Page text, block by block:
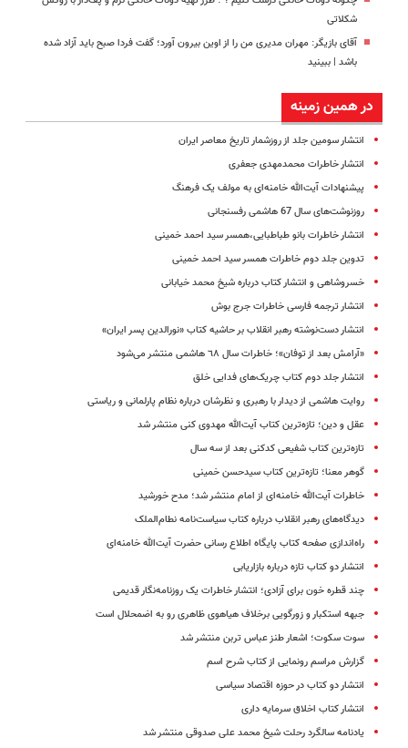
شکلاتی
آقای بازیگر: مهران مدیری من را از اوین بیرون آورد؛ گفت فردا صبح باید آزاد شده
باشد | ببینید
در همین زمینه
انتشار سومین جلد از روزشمار تاریخ معاصر ایران
انتشار خاطرات محمدمهدی جعفری
پیشنهادات آیت‌الله خامنه‌ای به مولف یک فرهنگ
روزنوشت‌های سال 67 هاشمی رفسنجانی
انتشار خاطرات بانو طباطبایی،همسر سید احمد خمینی
تدوین جلد دوم خاطرات همسر سید احمد خمینی
خسروشاهی و انتشار کتاب درباره شیخ محمد خیابانی
انتشار ترجمه فارسی خاطرات جرج‌ بوش
انتشار دست‌نوشته رهبر انقلاب بر حاشیه کتاب «نورالدین پسر ایران»
«آرامش بعد از توفان»؛ خاطرات سال ٦٨ هاشمی منتشر می‌شود
انتشار جلد دوم کتاب چریک‌های فدایی خلق
روایت هاشمی از دیدار با رهبری و نظرشان درباره نظام پارلمانی و ریاستی
عقل و دین؛ تازه‌ترین کتاب آیت‌الله مهدوی کنی منتشر شد
تازه‌ترین کتاب شفیعی کدکنی بعد از سه سال
گوهر معنا؛ تازه‌ترین کتاب سیدحسن خمینی
خاطرات آیت‌الله خامنه‌ای از امام منتشر شد؛ مدح خورشید
دیدگاه‌‌های رهبر انقلاب درباره کتاب سیاست‌نامه نطام‌الملک
راه‌اندازی صفحه کتاب پایگاه اطلاع رسانی حضرت آیت‌الله خامنه‌ای
انتشار دو کتاب تازه درباره بازاریابی
چند قطره خون برای آزادی؛ انتشار خاطرات یک روزنامه‌نگار قدیمی
جبهه استکبار و زورگویی برخلاف هیاهوی ظاهری رو به اضمحلال است
سوت سکوت؛ اشعار طنز عباس تربن منتشر شد
گزارش مراسم رونمایی از کتاب شرح اسم
انتشار دو کتاب در حوزه اقتصاد سیاسی
انتشار کتاب اخلاق سرمایه داری
یادنامه سالگرد رحلت شیخ‌ محمد علی صدوقی منتشر شد